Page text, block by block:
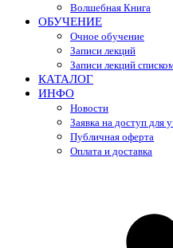
Волшебная Книга
ОБУЧЕНИЕ
Очное обучение
Записи лекций
Записи лекций
КАТАЛОГ
ИНФО
Новости
Заявка на доступ для
Публичная оферта
Оплата и доставка